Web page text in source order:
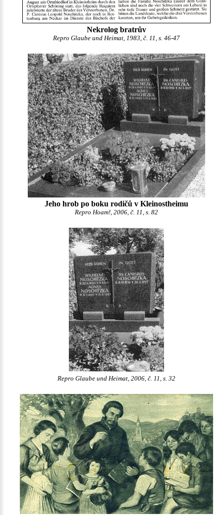
Nekrolog bratrův
Repro Glaube und Heimat, 1983, č. 11, s. 46-47
Jeho hrob po boku rodičů v Kleinostheimu
Repro Hoam!, 2006, č. 11, s. 82
Repro Glaube und Heimat, 2006, č. 11, s. 32